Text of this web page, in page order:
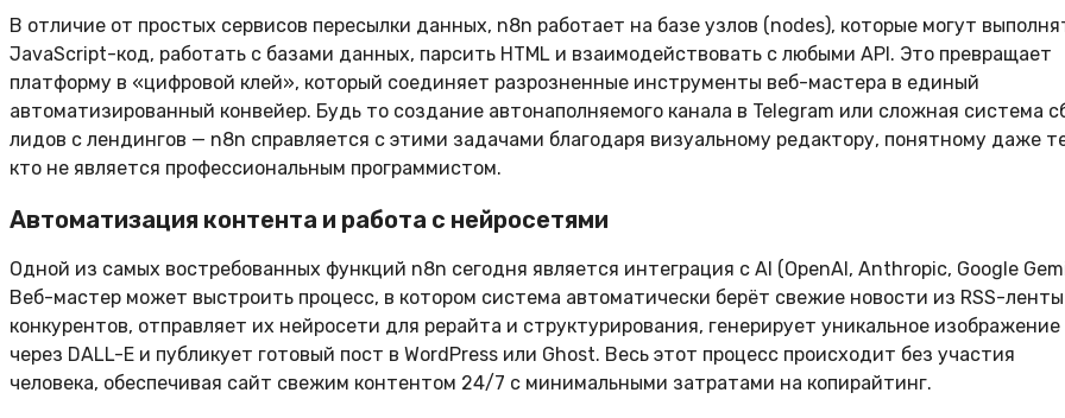
В отличие от простых сервисов пересылки данных, n8n работает на базе узлов (nodes), которые могут
JavaScript-код, работать с базами данных, парсить HTML и взаимодействовать с любыми API. Это превращает
платформу в «цифровой клей», который соединяет разрозненные инструменты веб-мастера в единый
автоматизированный конвейер. Будь то создание автонаполняемого канала в Telegram или сложная система
лидов с лендингов — n8n справляется с этими задачами благодаря визуальному редактору, понятному даже
кто не является профессиональным программистом.
Автоматизация контента и работа с нейросетями
Одной из самых востребованных функций n8n сегодня является интеграция с AI (OpenAI, Anthropic, Google
Веб-мастер может выстроить процесс, в котором система автоматически берёт свежие новости из RSS-ленты
конкурентов, отправляет их нейросети для рерайта и структурирования, генерирует уникальное изображение
через DALL-E и публикует готовый пост в WordPress или Ghost. Весь этот процесс происходит без участия
человека, обеспечивая сайт свежим контентом 24/7 с минимальными затратами на копирайтинг.